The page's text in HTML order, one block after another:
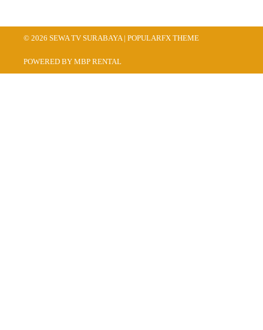
© 2026 SEWA TV SURABAYA | POPULARFX THEME
POWERED BY MBP RENTAL